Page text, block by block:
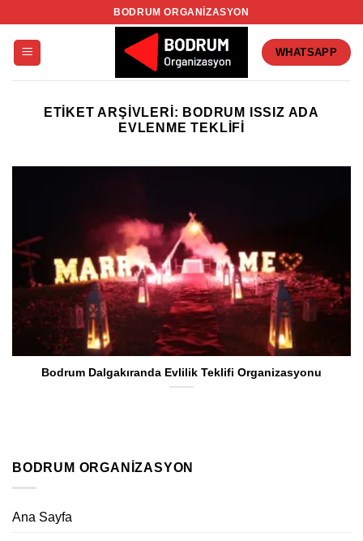
BODRUM ORGANIZASYON
WHATSAPP
ETIKET ARŞIVLERI: BODRUM ISSIZ ADA
EVLENME TEKLIFI
Bodrum Dalgakıranda Evlilik Teklifi Organizasyonu
BODRUM ORGANIZASYON
Ana Sayfa